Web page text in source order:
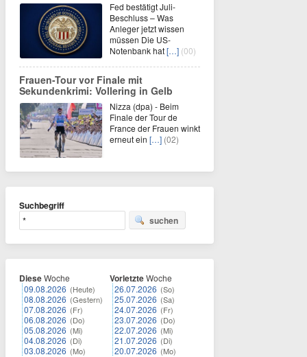
Fed bestätigt Juli-
Beschluss – Was
Anleger jetzt wissen
müssen Die US-
Notenbank hat[…] (00)
Frauen-Tour vor Finale mit
Sekundenkrimi: Vollering in Gelb
Nizza (dpa) - Beim
Finale der Tour de
France der Frauen winkt
erneut ein […] (02)
Suchbegriff
suchen
DieseWoche
09.08.2026 (Heute)
08.08.2026 (Gestern)
07.08.2026 (Fr)
06.08.2026 (Do)
05.08.2026 (Mi)
04.08.2026 (Di)
03.08.2026 (Mo)
VorletzteWoche
26.07.2026 (So)
25.07.2026 (Sa)
24.07.2026 (Fr)
23.07.2026 (Do)
22.07.2026 (Mi)
21.07.2026 (Di)
20.07.2026 (Mo)